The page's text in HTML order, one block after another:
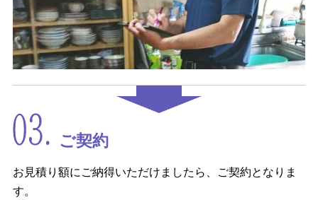
ご契約
お見積り額にご納得いただけましたら、ご契約となりま
す。